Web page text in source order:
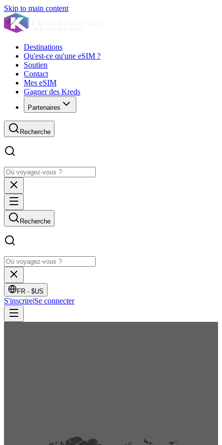
Skip to main content
Destinations
Qu'est-ce qu'une eSIM ?
Soutien
Contact
Mes eSIM
Gagner des Kreds
Partenaires
Recherche
Recherche
FR - $US
S'inscrire|Se connecter